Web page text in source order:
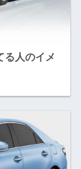
る人のイメ